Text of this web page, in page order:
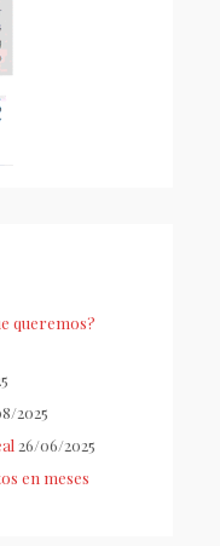
queremos?
2025
26/06/2025
en meses